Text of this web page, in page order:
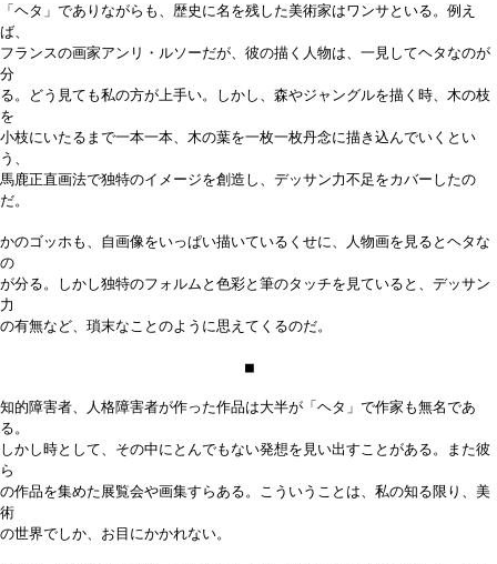
「ヘタ」でありながらも、歴史に名を残した美術家はワンサといる。例え
ば、
フランスの画家アンリ・ルソーだが、彼の描く人物は、一見してヘタなのが
分
る。どう見ても私の方が上手い。しかし、森やジャングルを描く時、木の枝
を
小枝にいたるまで一本一本、木の葉を一枚一枚丹念に描き込んでいくとい
う、
馬鹿正直画法で独特のイメージを創造し、デッサン力不足をカバーしたの
だ。
かのゴッホも、自画像をいっぱい描いているくせに、人物画を見るとヘタな
の
が分る。しかし独特のフォルムと色彩と筆のタッチを見ていると、デッサン
力
の有無など、瑣末なことのように思えてくるのだ。
■
知的障害者、人格障害者が作った作品は大半が「ヘタ」で作家も無名であ
る。
しかし時として、その中にとんでもない発想を見い出すことがある。また彼
ら
の作品を集めた展覧会や画集すらある。こういうことは、私の知る限り、美
術
の世界でしか、お目にかかれない。